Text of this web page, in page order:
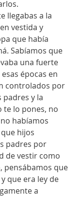
llegabas a la
vestida y
que había
Sabíamos que
una fuerte
épocas en
controlados por
padres y la
te lo pones, no
habíamos
hijos
padres por
de vestir como
pensábamos que
que era ley de
a